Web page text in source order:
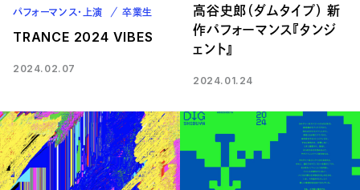
パフォーマンス・上演 卒業生
TRANCE 2024 VIBES
2024.02.07
高谷史郎（ダムタイプ） 新
作パフォーマンス『タンジ
ェント』
2024.01.24